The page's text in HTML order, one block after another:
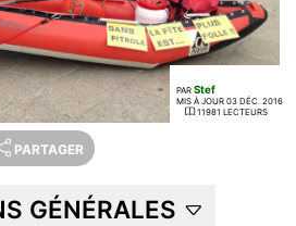
PAR Stef
MIS À JOUR 03 DÉC. 2016
11981 LECTEURS
PARTAGER
GÉNÉRALES